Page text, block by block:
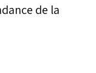
de la